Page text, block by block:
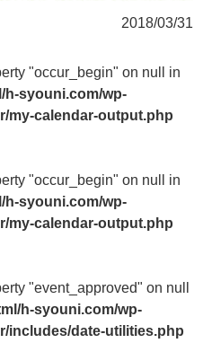
2018/03/31
"occur_begin" on null in
h-syouni.com/wp-
my-calendar-output.php
"occur_begin" on null in
h-syouni.com/wp-
my-calendar-output.php
"event_approved" on null
h-syouni.com/wp-
includes/date-utilities.php